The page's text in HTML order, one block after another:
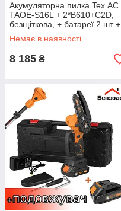
Акумуляторна пилка Tex.AC
TAOE-S16L + 2*B610+C2D,
безщіткова, + батареї 2 шт +
зарядний пристрій
(подвійний)
Немає в наявності
8 185 ₴